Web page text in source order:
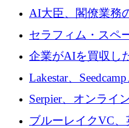
Funding Explorer
ブルクの大きな野望
AI大臣、閣僚業務
セラフィム・スペ
追いつきつつある」
企業がAIを買収し
る人々が必要です
Lakestar、
SE3 が自律システ
ームを発表
Serpier、オンライ
性向上を支援する
ブルーレイクVC